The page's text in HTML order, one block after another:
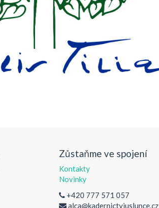
Zůstaňme ve spojení
Kontakty
Novinky
+420 777 571 057
alca@kadernictviuslunce.cz